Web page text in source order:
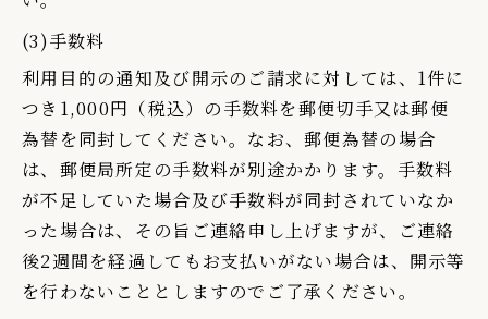
(3)手数料
利用目的の通知及び開示のご請求に対しては、1件に
つき1,000円（税込）の手数料を郵便切手又は郵便
為替を同封してください。なお、郵便為替の場合
は、郵便局所定の手数料が別途かかります。手数料
が不足していた場合及び手数料が同封されていなか
った場合は、その旨ご連絡申し上げますが、ご連絡
後2週間を経過してもお支払いがない場合は、開示等
を行わないこととしますのでご了承ください。